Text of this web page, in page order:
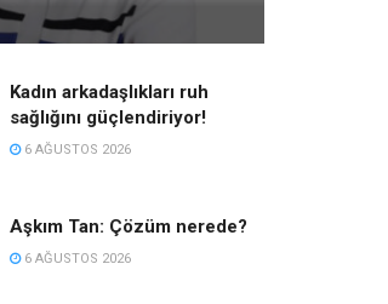
Kadın arkadaşlıkları ruh
sağlığını güçlendiriyor!
6 AĞUSTOS 2026
Aşkım Tan: Çözüm nerede?
6 AĞUSTOS 2026